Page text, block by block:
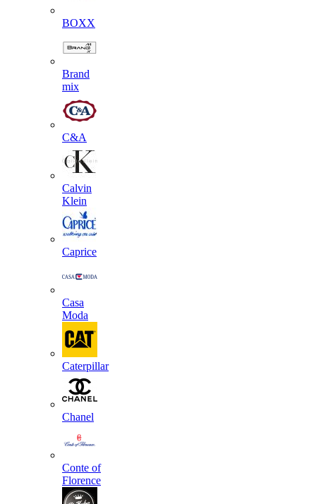
BOXX
Brand
mix
C&A
Calvin
Klein
Caprice
Casa
Moda
Caterpillar
Chanel
Conte of
Florence